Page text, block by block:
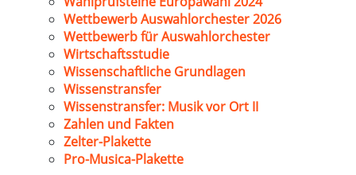
Wettbewerb Auswahlorchester 2026
Wettbewerb für Auswahlorchester
Wirtschaftsstudie
Wissenschaftliche Grundlagen
Wissenstransfer
Wissenstransfer: Musik vor Ort II
Zahlen und Fakten
Zelter-Plakette
Pro-Musica-Plakette